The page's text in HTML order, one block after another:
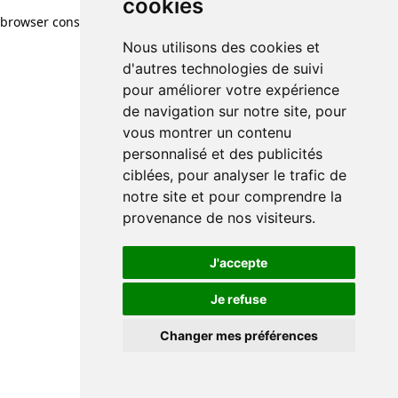
cookies
Nous utilisons des cookies et
d'autres technologies de suivi
pour améliorer votre expérience
de navigation sur notre site, pour
vous montrer un contenu
personnalisé et des publicités
ciblées, pour analyser le trafic de
notre site et pour comprendre la
provenance de nos visiteurs.
J'accepte
Je refuse
Changer mes préférences
browser console for more information)